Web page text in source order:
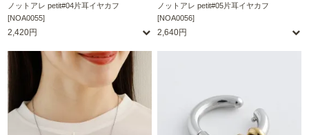
ノットアレ petit#04片耳イヤカフ
[NOA0055]
2,420円
ノットアレ petit#05片耳イヤカフ
[NOA0056]
2,640円